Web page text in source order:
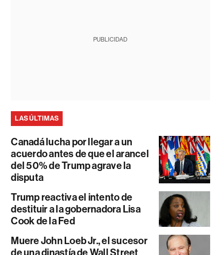
PUBLICIDAD
LAS ÚLTIMAS
Canadá lucha por llegar a un
acuerdo antes de que el arancel
del 50% de Trump agrave la
disputa
Trump reactiva el intento de
destituir a la gobernadora Lisa
Cook de la Fed
Muere John Loeb Jr., el sucesor
de una dinastía de Wall Street